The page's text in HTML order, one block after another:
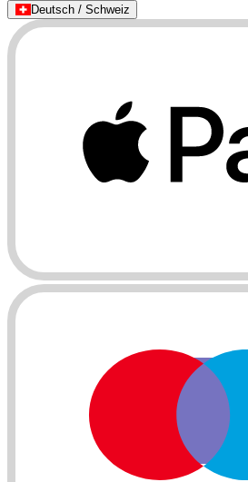
Deutsch / Schweiz